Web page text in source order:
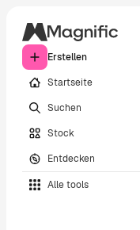
Erstellen
Startseite
Suchen
Stock
Entdecken
Alle tools